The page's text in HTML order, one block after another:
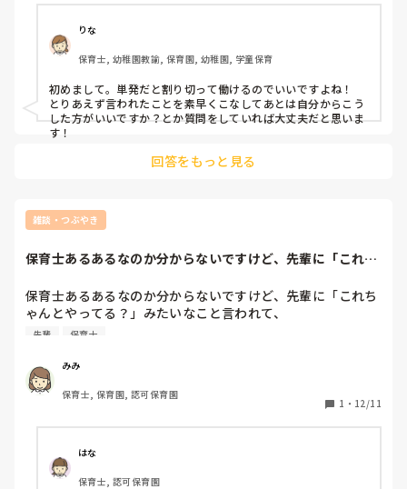
りな
保育士, 幼稚園教諭, 保育園, 幼稚園, 学童保育
初めまして。単発だと割り切って働けるのでいいですよね！
とりあえず言われたことを素早くこなしてあとは自分からこう
した方がいいですか？とか質問をしていれば大丈夫だと思いま
す！
回答をもっと見る
雑談・つぶやき
保育士あるあるなのか分からないですけど、先輩に「これち
保育士あるあるなのか分からないですけど、先輩に「これち
ゃんとやってる？」みたいなこと言われて、
「（えっ、それ私の仕事だったの！？）あー、こうすればい
「（えっ、それは先輩の担当の仕事では…？）あー、すみま
せんやってないです」
みたいな時ちょいちょいあるんですけどあれ何なんでしょ
それ自分がやるんだったの！？ってドキッとなります笑
先輩 保育士
みみ
保育士, 保育園, 認可保育園
1 ・ 12/11
はな
保育士, 認可保育園